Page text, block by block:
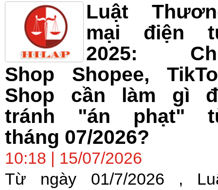
Luật
mại điện
2025:
Shop Shopee,
Shop cần làm gì
tránh "án phạt"
tháng 07/2026?
10:18 | 15/07/2026
Từ ngày 01/7/2026 ,